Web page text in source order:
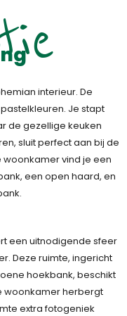
interieur. De
Je stapt
de gezellige keuken
sluit perfect aan bij de
woonkamer vind je een
een open haard, en
een uitnodigende sfeer
Deze ruimte, ingericht
hoekbank, beschikt
woonkamer herbergt
extra fotogeniek